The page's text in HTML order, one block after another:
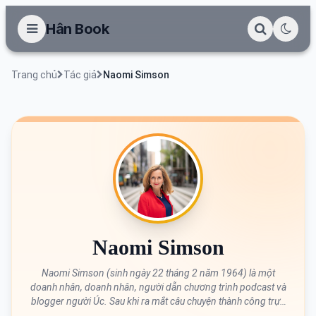
Hân Book
Trang chủ Tác giả Naomi Simson
Naomi Simson
Naomi Simson (sinh ngày 22 tháng 2 năm 1964) là một
doanh nhân, doanh nhân, người dẫn chương trình podcast và
blogger người Úc. Sau khi ra mắt câu chuyện thành công trực